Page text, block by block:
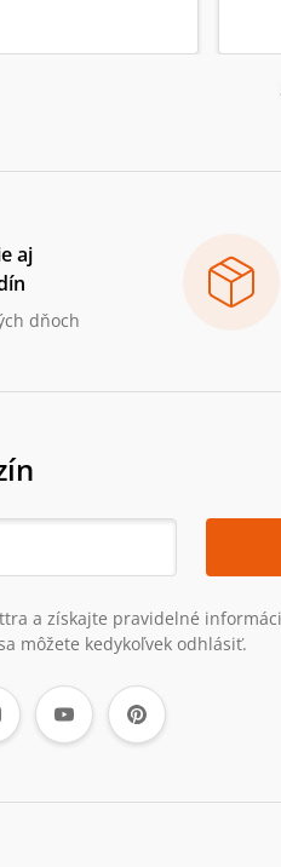
aj
dňoch
a získajte pravidelné
môžete kedykoľvek odhlásiť.